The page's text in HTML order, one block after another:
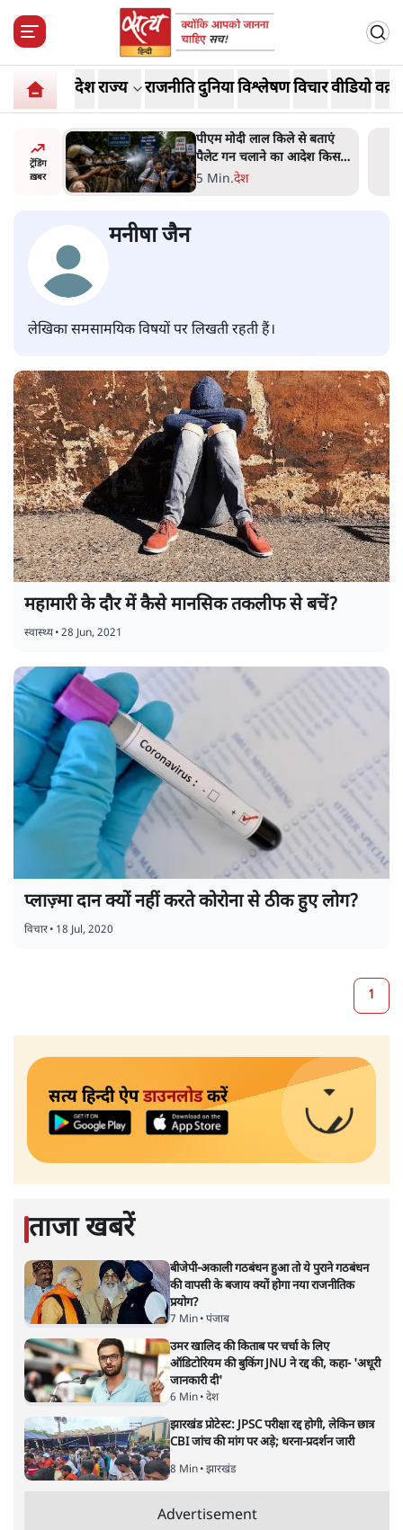
देशराज्य राजनीतिदुनियाविश्लेषणविचारवीडियो
ट्रेंडिंग
ख़बर
में जेन ज़ी
डेटा,
पीएम मोदी लाल किले से बताएं
पैलेट गन चलाने का आदेश किसका
था, जंतर मंतर हमाराः CJP
5 Min.देश
मनीषा जैन
लेखिका समसामयिक विषयों पर लिखती रहती हैं।
महामारी के दौर में कैसे मानसिक तकलीफ से बचें?
स्वास्थ्य•28 Jun, 2021
प्लाज़्मा दान क्यों नहीं करते कोरोना से ठीक हुए लोग?
विचार• 18 Jul, 2020
1
सत्य हिन्दी ऐपडाउनलोडकरें
ताजा खबरें
बीजेपी-अकाली गठबंधन हुआ तो ये पुराने गठबंधन
की वापसी के बजाय क्यों होगा नया राजनीतिक
प्रयोग?
7 Min• पंजाब
उमर खालिद की किताब पर चर्चा के लिए
ऑडिटोरियम की बुकिंग JNU ने रद्द की, कहा- 'अधूरी
जानकारी दी'
6 Min• देश
झारखंड प्रोटेस्ट: JPSC परीक्षा रद्द होगी, लेकिन छात्र
CBI जांच की मांग पर अड़े; धरना-प्रदर्शन जारी
8 Min• झारखंड
Advertisement